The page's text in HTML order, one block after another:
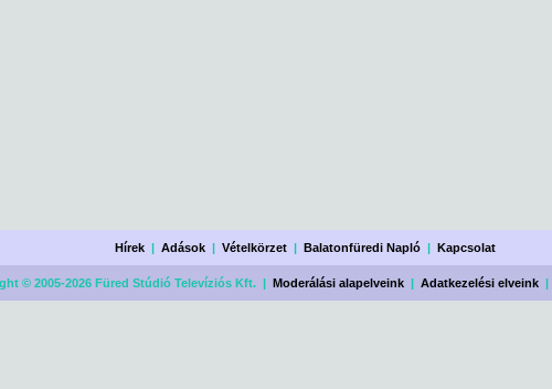
Hírek| Adások| Vételkörzet| Balatonfüredi Napló| Kapcsolat
© 2005-2026 Füred Stúdió Televíziós Kft. | Moderálási alapelveink | Adatkezelési elveink |